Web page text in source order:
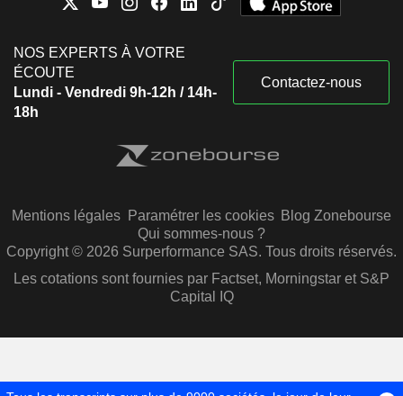
NOS EXPERTS À VOTRE
ÉCOUTE
Lundi - Vendredi 9h-12h / 14h-
18h
Contactez-nous
Mentions légales Paramétrer les cookies Blog Zonebourse
Qui sommes-nous ?
Copyright © 2026 Surperformance SAS. Tous droits réservés.
Les cotations sont fournies par Factset, Morningstar et S&P
Capital IQ